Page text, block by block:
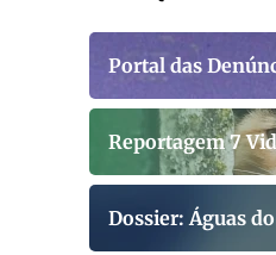
Portal das
Reportagem 7
Dossier: Águas